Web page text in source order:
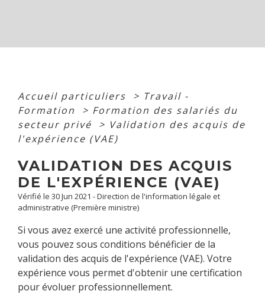
Accueil particuliers > Travail -
Formation
> Formation des salariés du
secteur privé
> Validation des acquis de
l'expérience (VAE)
VALIDATION DES ACQUIS
DE L'EXPÉRIENCE (VAE)
Vérifié le 30 Jun 2021 - Direction de l'information légale et
administrative (Première ministre)
Si vous avez exercé une activité professionnelle,
vous pouvez sous conditions bénéficier de la
validation des acquis de l'expérience (VAE). Votre
expérience vous permet d'obtenir une certification
pour évoluer professionnellement.